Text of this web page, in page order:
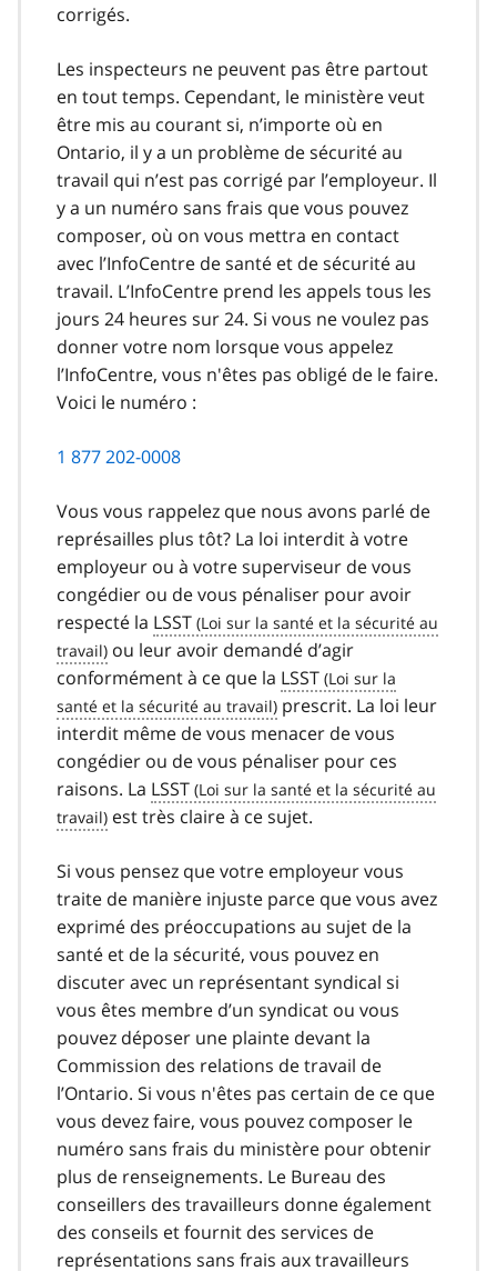
corrigés.
Les inspecteurs ne peuvent pas être partout
en tout temps. Cependant, le ministère veut
être mis au courant si, n’importe où en
Ontario, il y a un problème de sécurité au
travail qui n’est pas corrigé par l’employeur. Il
y a un numéro sans frais que vous pouvez
composer, où on vous mettra en contact
avec l’InfoCentre de santé et de sécurité au
travail. L’InfoCentre prend les appels tous les
jours 24 heures sur 24. Si vous ne voulez pas
donner votre nom lorsque vous appelez
l’InfoCentre, vous n'êtes pas obligé de le faire.
Voici le numéro :
1 877 202-0008
Vous vous rappelez que nous avons parlé de
représailles plus tôt? La loi interdit à votre
employeur ou à votre superviseur de vous
congédier ou de vous pénaliser pour avoir
respecté la LSST
ou leur avoir demandé d’agir
conformément à ce que la LSST
prescrit. La loi leur
interdit même de vous menacer de vous
congédier ou de vous pénaliser pour ces
raisons. La LSST
est très claire à ce sujet.
Si vous pensez que votre employeur vous
traite de manière injuste parce que vous avez
exprimé des préoccupations au sujet de la
santé et de la sécurité, vous pouvez en
discuter avec un représentant syndical si
vous êtes membre d’un syndicat ou vous
pouvez déposer une plainte devant la
Commission des relations de travail de
l’Ontario. Si vous n'êtes pas certain de ce que
vous devez faire, vous pouvez composer le
numéro sans frais du ministère pour obtenir
plus de renseignements. Le Bureau des
conseillers des travailleurs donne également
des conseils et fournit des services de
représentations sans frais aux travailleurs